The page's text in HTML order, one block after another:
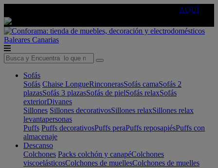
AQUÍ
Baleares Canarias
Sofás
Sofás Chaise LongueRinconerasSofás camaSofás 2
plazasSofás 3 plazasSofás de pielSofás relaxSofás
exteriorDivanes
Sillones Sillones decorativosSillones relaxSillones relax
levantapersonas
Puffs Puffs decorativosPuffs peraPuffs reposapiésPuffs con
almacenaje
Descanso
Colchones Packs colchón y canapéColchones
viscoelásticosColchones de muellesColchones de muelles